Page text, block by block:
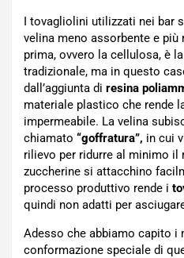
I tovagliolini utilizzati nei bar
velina meno assorbente e
prima, ovvero la cellulosa, è
tradizionale, ma in questo
dall’aggiunta di resina
materiale plastico che rende
impermeabile. La velina
chiamato “goffratura”, in cui
rilievo per ridurre al minimo il
zuccherine si attacchino
processo produttivo rende i
quindi non adatti per
Adesso che abbiamo capito i
conformazione speciale di